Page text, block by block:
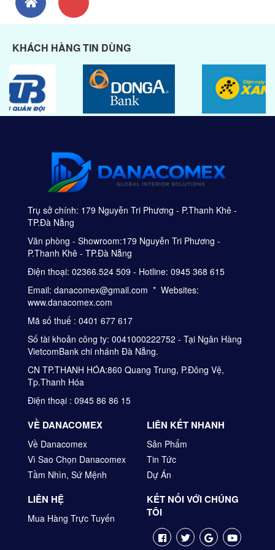
KHÁCH HÀNG TIN DÙNG
Trụ sở chính: 179 Nguyễn Tri Phương - P.Thanh Khê -
TP.Đà Nẵng
Văn phòng - Showroom:179 Nguyễn Tri Phương -
P.Thanh Khê - TP.Đà Nẵng
Điện thoại: 02366.524 509 - Hotline: 0945 368 615
Email: danacomex@gmail.com * Websites:
www.danacomex.com
Mã số thuế : 0401 677 617
Số tài khoản công ty: 0041000222752 - Tại Ngân Hàng
VietcomBank chi nhánh Đà Nẵng.
CN TP.THANH HÓA:860 Quang Trung, P.Đông Vệ,
Tp.Thanh Hóa
Điện thoại : 0945 86 86 15
VỀ DANACOMEX
Về Danacomex
Vì Sao Chọn Danacomex
Tầm Nhìn, Sứ Mệnh
LIÊN HỆ
Mua Hàng Trực Tuyến
LIÊN KẾT NHANH
Sản Phẩm
Tin Tức
Dự Án
KẾT NỐI VỚI CHÚNG
TÔI